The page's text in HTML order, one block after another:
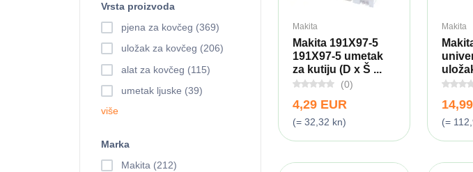
Makita
Makita 191X97-5
191X97-5 umetak
za kutiju (D x Š ...
(0)
4,29 EUR
(= 32,32 kn)
Makita
(=
Vrsta proizvoda
pjena za kovčeg (369)
uložak za kovčeg (206)
alat za kovčeg (115)
umetak ljuske (39)
više
Marka
Makita (212)